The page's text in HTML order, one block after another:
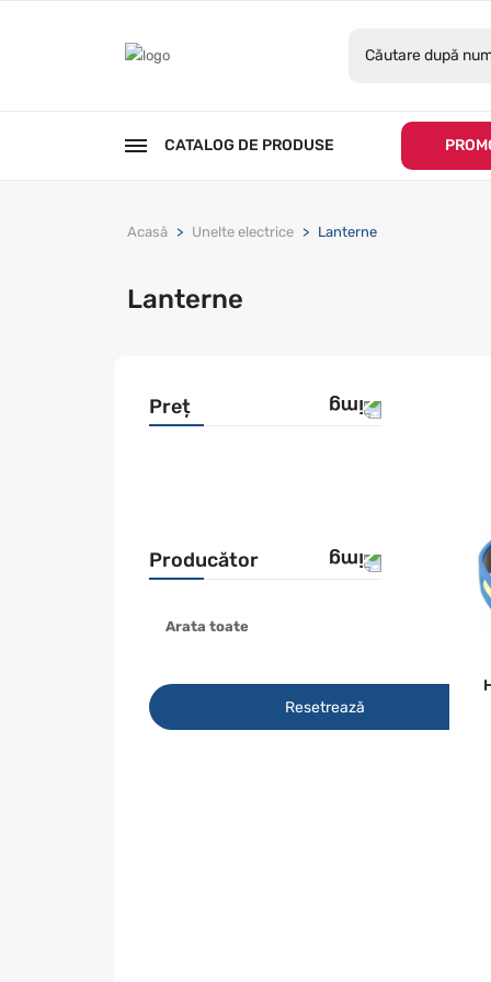
CATALOG DE PRODUSE
Acasă Unelte electrice Lanterne
Lanterne
Preț
Producător
HOEGERT
MILWAUKEE
Arata toate
Resetrează